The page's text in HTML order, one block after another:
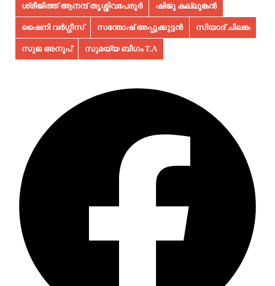
ശ്രീജിത്ത് ആനന്ദ് തൃശ്ശിവപേരൂർ ഷിജു കല്ലുങ്കൻ
ഷൈനി വർഗ്ഗീസ് സന്തോഷ് അപ്പുക്കുട്ടൻ സിയാദ് ചിലങ്ക
സുജ അനൂപ്‌ സുമയ്യ ബീഗം T.A